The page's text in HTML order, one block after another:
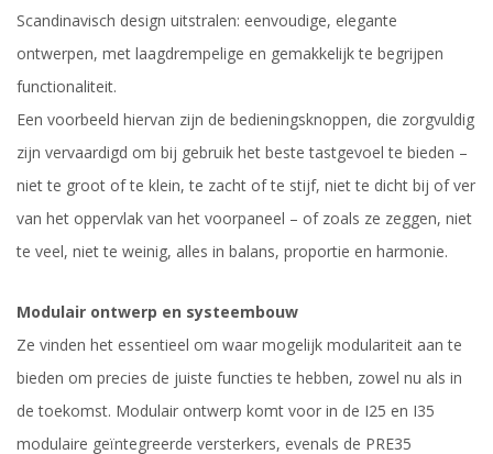
Scandinavisch design uitstralen: eenvoudige, elegante
ontwerpen, met laagdrempelige en gemakkelijk te begrijpen
functionaliteit.
Een voorbeeld hiervan zijn de bedieningsknoppen, die zorgvuldig
zijn vervaardigd om bij gebruik het beste tastgevoel te bieden –
niet te groot of te klein, te zacht of te stijf, niet te dicht bij of ver
van het oppervlak van het voorpaneel – of zoals ze zeggen, niet
te veel, niet te weinig, alles in balans, proportie en harmonie.
Modulair ontwerp en systeembouw
Ze vinden het essentieel om waar mogelijk modulariteit aan te
bieden om precies de juiste functies te hebben, zowel nu als in
de toekomst. Modulair ontwerp komt voor in de I25 en I35
modulaire geïntegreerde versterkers, evenals de PRE35